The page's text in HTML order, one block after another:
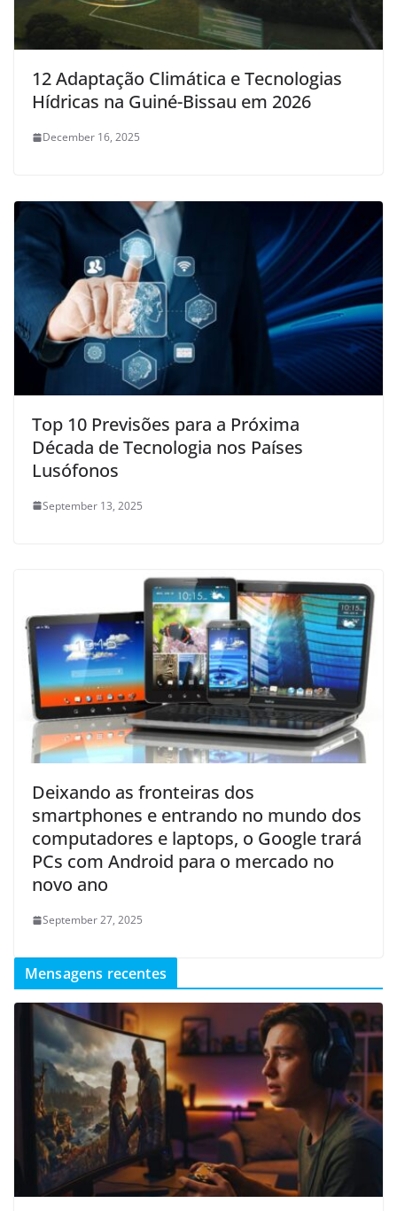
12 Adaptação Climática e Tecnologias
Hídricas na Guiné-Bissau em 2026
December 16, 2025
Top 10 Previsões para a Próxima
Década de Tecnologia nos Países
Lusófonos
September 13, 2025
Deixando as fronteiras dos
smartphones e entrando no mundo dos
computadores e laptops, o Google trará
PCs com Android para o mercado no
novo ano
September 27, 2025
Mensagens recentes